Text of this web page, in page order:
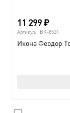
11 299₽
Артикул: BK-8524
Икона Феодор